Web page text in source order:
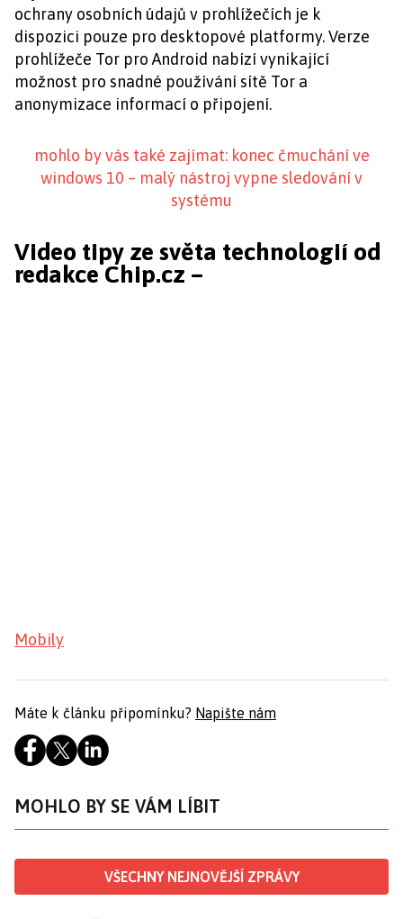
ochrany osobních údajů v prohlížečích je k
dispozici pouze pro desktopové platformy. Verze
prohlížeče Tor pro Android nabízí vynikající
možnost pro snadné používání sítě Tor a
anonymizace informací o připojení.
mohlo by vás také zajímat: konec čmuchání ve
windows 10 – malý nástroj vypne sledování v
systému
Video tipy ze světa technologií od
redakce Chip.cz –
Mobily
Máte k článku připomínku? Napište nám
MOHLO BY SE VÁM LÍBIT
VŠECHNY NEJNOVĚJŠÍ ZPRÁVY